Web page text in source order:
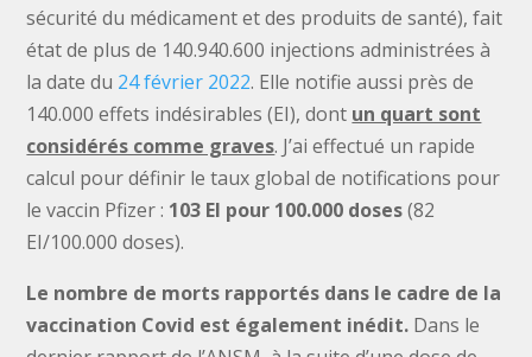
sécurité du médicament et des produits de santé), fait
état de plus de 140.940.600 injections administrées à
la date du 24 février 2022. Elle notifie aussi près de
140.000 effets indésirables (EI), dont un quart sont
considérés comme graves. J’ai effectué un rapide
calcul pour définir le taux global de notifications pour
le vaccin Pfizer : 103 EI pour 100.000 doses(82
EI/100.000 doses).
Le nombre de morts rapportés dans le cadre de la
vaccination Covid est également inédit. Dans le